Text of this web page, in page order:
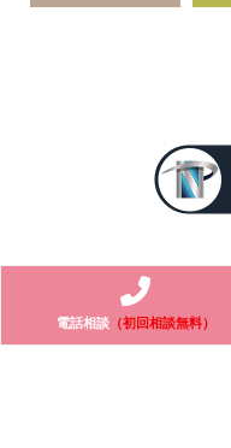
電話相談（初回相談無料）